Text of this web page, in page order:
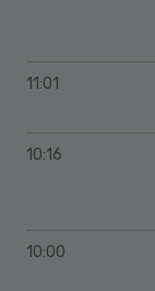
11:01
10:16
10:00